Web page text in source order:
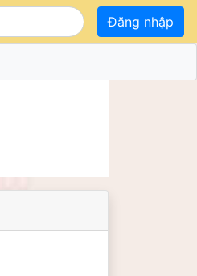
Đăng nhập